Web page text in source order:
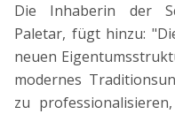
Die Inhaberin der
Paletar, fügt hinzu:
neuen
modernes
zu